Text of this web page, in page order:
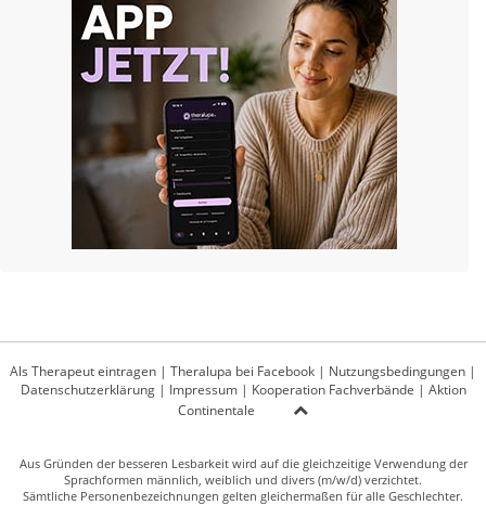
Als Therapeut eintragen | Theralupa bei Facebook | Nutzungsbedingungen |
Datenschutzerklärung| Impressum| Kooperation Fachverbände | Aktion
Continentale
Aus Gründen der besseren Lesbarkeit wird auf die gleichzeitige Verwendung der
Sprachformen männlich, weiblich und divers (m/w/d) verzichtet.
Sämtliche Personenbezeichnungen gelten gleichermaßen für alle Geschlechter.